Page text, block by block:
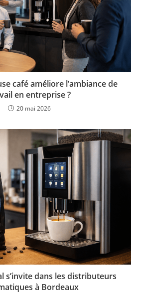
café améliore l’ambiance de
en entreprise ?
20 mai 2026
s’invite dans les distributeurs
à Bordeaux